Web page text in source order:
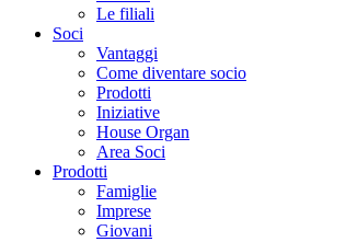
Le filiali
Soci
Vantaggi
Come diventare socio
Prodotti
Iniziative
House Organ
Area Soci
Prodotti
Famiglie
Imprese
Giovani